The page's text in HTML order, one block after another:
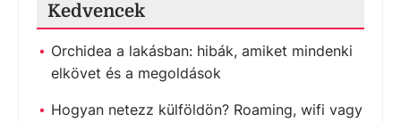
Kedvencek
Orchidea a lakásban: hibák, amiket mindenki
elkövet és a megoldások
Hogyan netezz külföldön? Roaming, wifi vagy